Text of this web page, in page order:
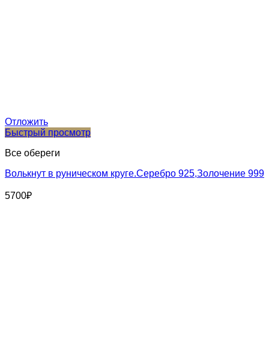
Отложить
Быстрый просмотр
Все обереги
Волькнут в руническом круге.Серебро 925,Золочение 999
5700₽